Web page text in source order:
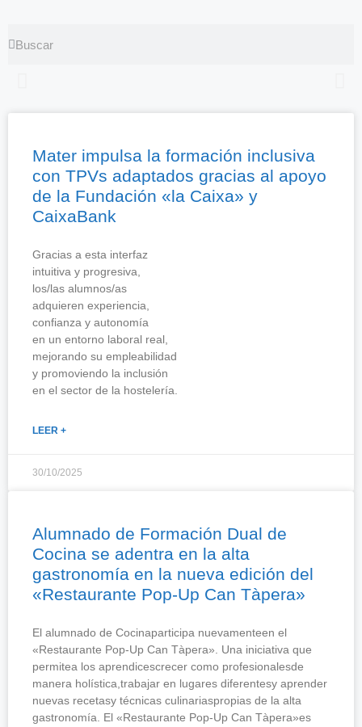
Mater impulsa la formación inclusiva
con TPVs adaptados gracias al apoyo
de la Fundación «la Caixa» y
CaixaBank
Gracias a esta interfaz
intuitiva y progresiva,
los/las alumnos/as
adquieren experiencia,
confianza y autonomía
en un entorno laboral real,
mejorando su empleabilidad
y promoviendo la inclusión
en el sector de la hostelería.
LEER +
30/10/2025
Alumnado de Formación Dual de
Cocina se adentra en la alta
gastronomía en la nueva edición del
«Restaurante Pop-Up Can Tàpera»
El alumnado de Cocinaparticipa nuevamenteen el
«Restaurante Pop-Up Can Tàpera». Una iniciativa que
permitea los aprendicescrecer como profesionalesde
manera holística,trabajar en lugares diferentesy aprender
nuevas recetasy técnicas culinariaspropias de la alta
gastronomía. El «Restaurante Pop-Up Can Tàpera»es